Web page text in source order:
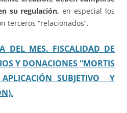
su regulación, en especial los
terceros “relacionados”.
DEL MES. FISCALIDAD DE
Y DONACIONES “MORTIS
SUBJETIVO Y